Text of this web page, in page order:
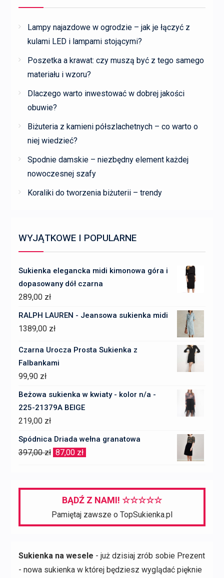
Lampy najazdowe w ogrodzie – jak je łączyć z
kulami LED i lampami stojącymi?
Poszetka a krawat: czy muszą być z tego samego
materiału i wzoru?
Dlaczego warto inwestować w dobrej jakości
obuwie?
Biżuteria z kamieni półszlachetnych – co warto o
niej wiedzieć?
Spodnie damskie – niezbędny element każdej
nowoczesnej szafy
Koraliki do tworzenia biżuterii – trendy
WYJĄTKOWE I POPULARNE
Sukienka elegancka midi kimonowa góra i
dopasowany dół czarna
289,00 zł
RALPH LAUREN - Jeansowa sukienka midi
1389,00 zł
Czarna Urocza Prosta Sukienka z
Falbankami
99,90 zł
Beżowa sukienka w kwiaty - kolor n/a -
225-21379A BEIGE
219,00 zł
Spódnica Driada wełna granatowa
397,00zł Pierwotna
397,00 zł.
87,00 zł
BĄDŹ Z NAMI! ☆☆☆☆☆
Pamiętaj zawsze o TopSukienka.pl
Sukienka na wesele - już dzisiaj zrób sobie Prezent
- nowa sukienka w której będziesz wyglądać pięknie